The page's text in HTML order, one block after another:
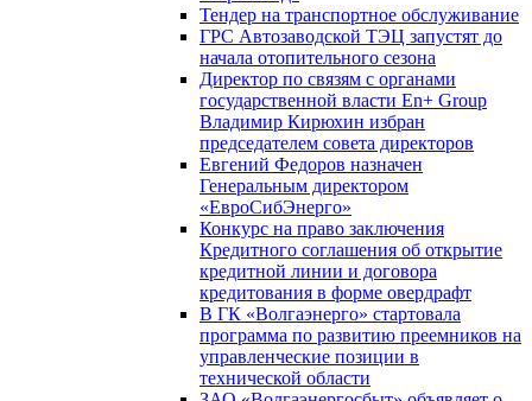
Тендер на транспортное обслуживание
ГРС Автозаводской ТЭЦ запустят до
начала отопительного сезона
Директор по связям с органами
государственной власти En+ Group
Владимир Кирюхин избран
председателем совета директоров
Евгений Федоров назначен
Генеральным директором
«ЕвроСибЭнерго»
Конкурс на право заключения
Кредитного соглашения об открытие
кредитной линии и договора
кредитования в форме овердрафт
В ГК «Волгаэнерго» стартовала
программа по развитию преемников на
управленческие позиции в
технической области